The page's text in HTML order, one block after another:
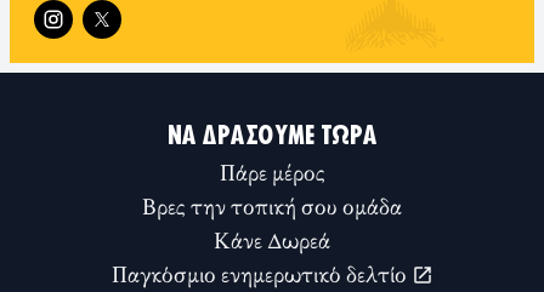
ΝΑ ΔΡΆΣΟΥΜΕ ΤΏΡΑ
Πάρε μέρος
Βρες την τοπική σου ομάδα
Κάνε Δωρεά
Παγκόσμιο ενημερωτικό δελτίο